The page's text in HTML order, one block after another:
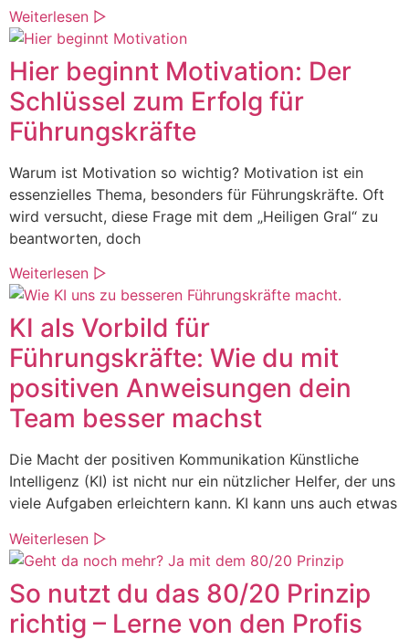
Weiterlesen ▷
Hier beginnt Motivation: Der
Schlüssel zum Erfolg für
Führungskräfte
Warum ist Motivation so wichtig? Motivation ist ein
essenzielles Thema, besonders für Führungskräfte. Oft
wird versucht, diese Frage mit dem „Heiligen Gral“ zu
beantworten, doch
Weiterlesen ▷
KI als Vorbild für
Führungskräfte: Wie du mit
positiven Anweisungen dein
Team besser machst
Die Macht der positiven Kommunikation Künstliche
Intelligenz (KI) ist nicht nur ein nützlicher Helfer, der uns
viele Aufgaben erleichtern kann. KI kann uns auch etwas
Weiterlesen ▷
So nutzt du das 80/20 Prinzip
richtig – Lerne von den Profis​